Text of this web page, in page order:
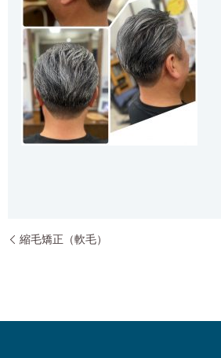
縮毛矯正（軟毛）